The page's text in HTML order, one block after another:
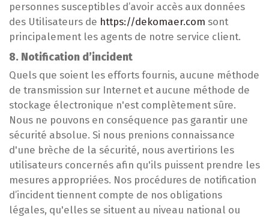
personnes susceptibles d’avoir accès aux données
des Utilisateurs de https://dekomaer.com sont
principalement les agents de notre service client.
8. Notification d’incident
Quels que soient les efforts fournis, aucune méthode
de transmission sur Internet et aucune méthode de
stockage électronique n'est complètement sûre.
Nous ne pouvons en conséquence pas garantir une
sécurité absolue. Si nous prenions connaissance
d'une brèche de la sécurité, nous avertirions les
utilisateurs concernés afin qu'ils puissent prendre les
mesures appropriées. Nos procédures de notification
d’incident tiennent compte de nos obligations
légales, qu'elles se situent au niveau national ou